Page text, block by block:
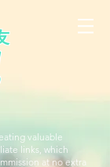
valuable
links, which
at no extra